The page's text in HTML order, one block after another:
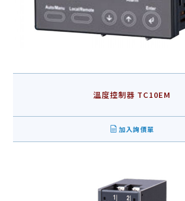
溫度控制器 TC10EM
加入詢價單